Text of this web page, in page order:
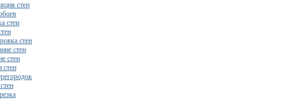
стен
стен
стен
стен
стен
стен